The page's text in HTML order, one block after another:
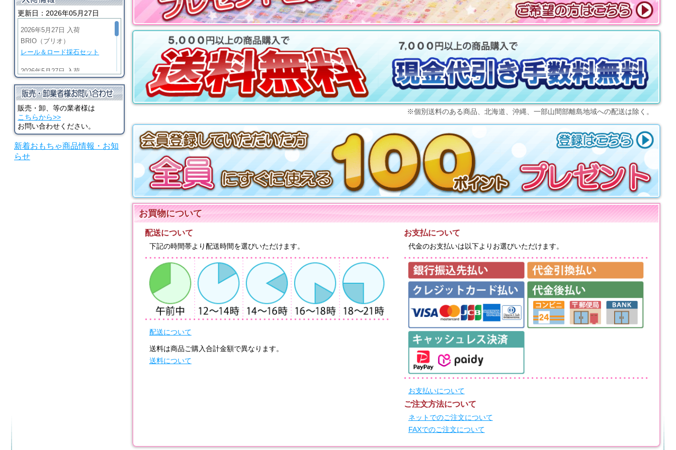
GD-1
更新日：2026年05月27日
2026年5月27日 入荷
BRIO（ブリオ）
レール＆ロード採石セット
2026年5月27日 入荷
ビッググリーンアクション機
関車
2026年5月27日 入荷
BRIO（ブリオ）
マイティゴールドアクション
機関車
販売・卸、等の業者様は
こちらから>>
お問い合わせください。
新着おもちゃ商品情報・お知
らせ
※個別送料のある商品、北海道、沖縄、一部山間部離島地域への配送は除く。
お買物について
配送について
下記の時間帯より配送時間を選びいただけます。
配送について
送料は商品ご購入合計金額で異なります。
送料について
お支払について
代金のお支払いは以下よりお選びいただけます。
お支払いについて
ご注文方法について
ネットでのご注文について
FAXでのご注文について